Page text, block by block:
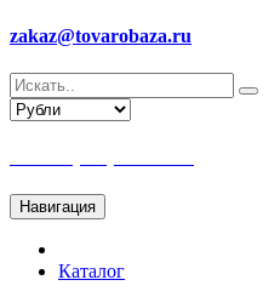
zakaz@tovarobaza.ru
Навигация
Каталог